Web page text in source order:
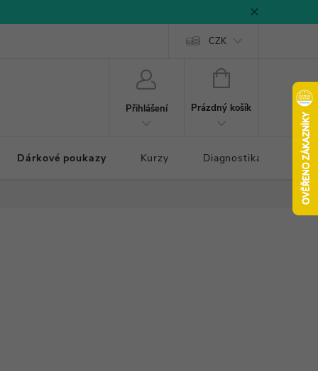
CZK
Přihlášení
NÁKUPNÍ
Prázdný košík
Dárkové poukazy Kurzy Diagnostika došlapu